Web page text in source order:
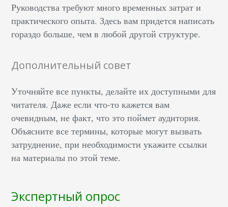
Руководства требуют много временных затрат и
практического опыта. Здесь вам придется написать
гораздо больше, чем в любой другой структуре.
Дополнительный совет
Уточняйте все пункты, делайте их доступными для
читателя. Даже если что-то кажется вам
очевидным, не факт, что это поймет аудитория.
Объясните все термины, которые могут вызвать
затруднение, при необходимости укажите ссылки
на материалы по этой теме.
Экспертный опрос